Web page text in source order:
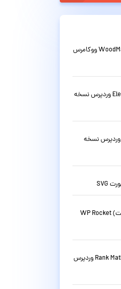
قالب فروشگاهی چندمنظوره وودمارت WoodMart ووکامرس
افزونه صفحه ساز المنتور پرو Elementor Pro وردپرس نسخه
افزونه فارسی سئو Yoast SEO Premium وردپرس نسخه
افزونه فارسی افزایش سرعت وردپرس (راکت) WP Rocket
دانلود افزونه سئو حرفه ای رنک مث Rank Math Pro وردپرس